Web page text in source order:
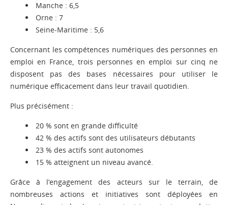
Manche : 6,5
Orne : 7
Seine-Maritime : 5,6
Concernant les compétences numériques des personnes en
emploi en France, trois personnes en emploi sur cinq ne
disposent pas des bases nécessaires pour utiliser le
numérique efficacement dans leur travail quotidien.
Plus précisément :
20 % sont en grande difficulté
42 % des actifs sont des utilisateurs débutants
23 % des actifs sont autonomes
15 % atteignent un niveau avancé.
Grâce à l’engagement des acteurs sur le terrain, de
nombreuses actions et initiatives sont déployées en